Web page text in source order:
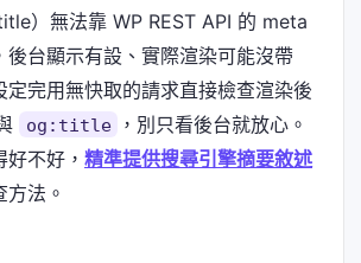
）無法靠 WP REST API 的 meta
後台顯示有設、實際渲染可能沒帶
定完用無快取的請求直接檢查渲染後
og:title
，別只看後台就放心。
不好， 精準提供搜尋引擎摘要敘述
法。